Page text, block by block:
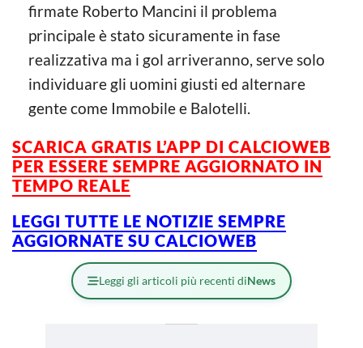
firmate Roberto Mancini il problema
principale è stato sicuramente in fase
realizzativa ma i gol arriveranno, serve solo
individuare gli uomini giusti ed alternare
gente come Immobile e Balotelli.
SCARICA GRATIS L’APP DI CALCIOWEB
PER ESSERE SEMPRE AGGIORNATO IN
TEMPO REALE
LEGGI TUTTE LE NOTIZIE SEMPRE
AGGIORNATE SU CALCIOWEB
Leggi gli articoli più recenti diNews